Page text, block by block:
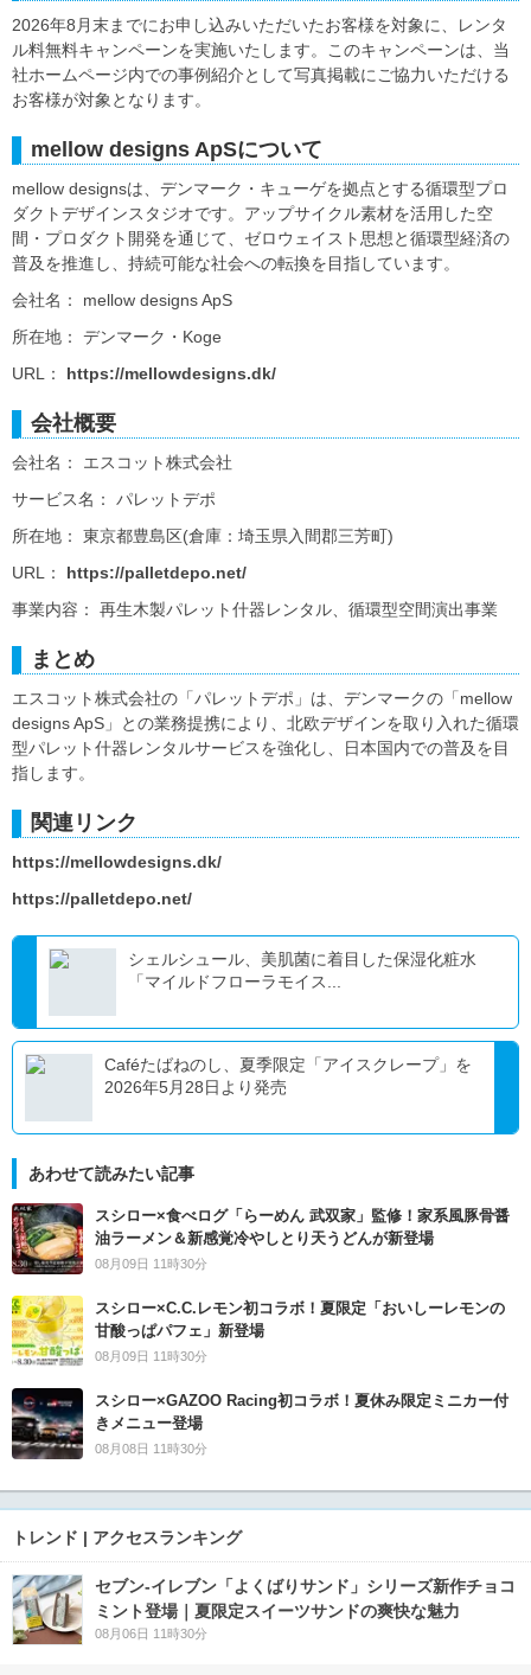
2026年8月末までにお申し込みいただいたお客様を対象に、レンタ
ル料無料キャンペーンを実施いたします。このキャンペーンは、当
社ホームページ内での事例紹介として写真掲載にご協力いただける
お客様が対象となります。
mellow designs ApSについて
mellow designsは、デンマーク・キューゲを拠点とする循環型プロ
ダクトデザインスタジオです。アップサイクル素材を活用した空
間・プロダクト開発を通じて、ゼロウェイスト思想と循環型経済の
普及を推進し、持続可能な社会への転換を目指しています。
会社名： mellow designs ApS
所在地： デンマーク・Koge
URL： https://mellowdesigns.dk/
会社概要
会社名： エスコット株式会社
サービス名： パレットデポ
所在地： 東京都豊島区(倉庫：埼玉県入間郡三芳町)
URL： https://palletdepo.net/
事業内容： 再生木製パレット什器レンタル、循環型空間演出事業
まとめ
エスコット株式会社の「パレットデポ」は、デンマークの「mellow
designs ApS」との業務提携により、北欧デザインを取り入れた循環
型パレット什器レンタルサービスを強化し、日本国内での普及を目
指します。
関連リンク
https://mellowdesigns.dk/
https://palletdepo.net/
シェルシュール、美肌菌に着目した保湿化粧水
「マイルドフローラモイス...
Caféたばねのし、夏季限定「アイスクレープ」を
2026年5月28日より発売
あわせて読みたい記事
スシロー×食べログ「らーめん 武双家」監修！家系風豚骨醤
油ラーメン＆新感覚冷やしとり天うどんが新登場
08月09日 11時30分
スシロー×C.C.レモン初コラボ！夏限定「おいしーレモンの
甘酸っぱパフェ」新登場
08月09日 11時30分
スシロー×GAZOO Racing初コラボ！夏休み限定ミニカー付
きメニュー登場
08月08日 11時30分
トレンド | アクセスランキング
セブン‐イレブン「よくばりサンド」シリーズ新作チョコ
ミント登場｜夏限定スイーツサンドの爽快な魅力
08月06日 11時30分